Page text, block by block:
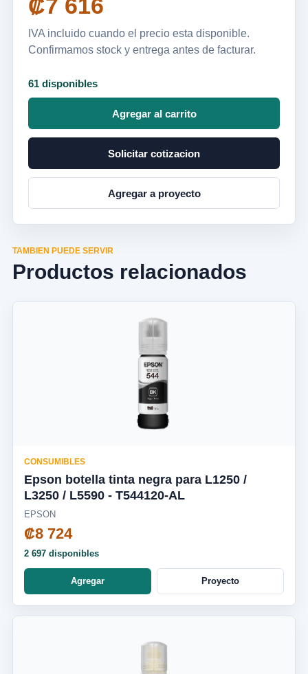
₡7 616
IVA incluido cuando el precio esta disponible.
Confirmamos stock y entrega antes de facturar.
61 disponibles
Agregar al carrito
Solicitar cotizacion
Agregar a proyecto
TAMBIEN PUEDE SERVIR
Productos relacionados
CONSUMIBLES
Epson botella tinta negra para L1250 /
L3250 / L5590 - T544120-AL
EPSON
₡8 724
2 697 disponibles
Agregar Proyecto